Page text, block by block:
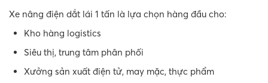
Xe nâng điện dắt lái 1 tấn là lựa chọn hàng đầu cho:
Kho hàng logistics
Siêu thị, trung tâm phân phối
Xưởng sản xuất điện tử, may mặc, thực phẩm